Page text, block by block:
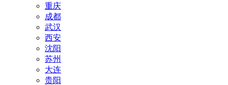
重庆
成都
武汉
西安
沈阳
苏州
大连
贵阳